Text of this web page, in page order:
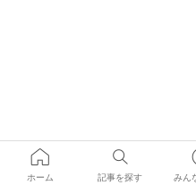
ホーム 記事を探す みん